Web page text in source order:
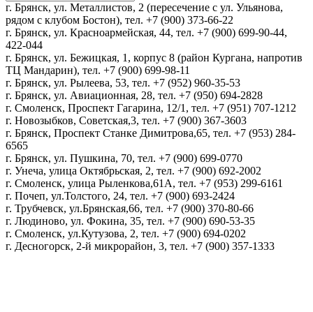
г. Брянск, ул. Металлистов, 2 (пересечение с ул. Ульянова,
рядом с клубом Бостон), тел. +7 (900) 373-66-22
г. Брянск, ул. Красноармейская, 44, тел. +7 (900) 699-90-44,
422-044
г. Брянск, ул. Бежицкая, 1, корпус 8 (район Кургана, напротив
ТЦ Мандарин), тел. +7 (900) 699-98-11
г. Брянск, ул. Рылеева, 53, тел. +7 (952) 960-35-53
г. Брянск, ул. Авиационная, 28, тел. +7 (950) 694-2828
г. Смоленск, Проспект Гагарина, 12/1, тел. +7 (951) 707-1212
г. Новозыбков, Советская,3, тел. +7 (900) 367-3603
г. Брянск, Проспект Станке Димитрова,65, тел. +7 (953) 284-
6565
г. Брянск, ул. Пушкина, 70, тел. +7 (900) 699-0770
г. Унеча, улица Октябрьская, 2, тел. +7 (900) 692-2002
г. Смоленск, улица Рыленкова,61А, тел. +7 (953) 299-6161
г. Почеп, ул.Толстого, 24, тел. +7 (900) 693-2424
г. Трубчевск, ул.Брянская,66, тел. +7 (900) 370-80-66
г. Людиново, ул. Фокина, 35, тел. +7 (900) 690-53-35
г. Смоленск, ул.Кутузова, 2, тел. +7 (900) 694-0202
г. Десногорск, 2-й микрорайон, 3, тел. +7 (900) 357-1333